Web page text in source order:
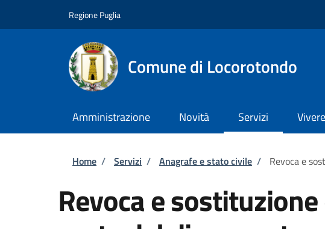
Regione Puglia
Comune di Locorotondo
Amministrazione Novità Servizi
Briciole di pane
Home / Servizi / Anagrafe e stato civile / Revoca e
Revoca e